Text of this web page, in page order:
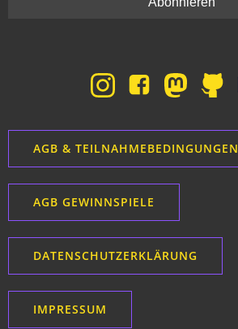
AGB & TEILNAHMEBEDINGUNGEN
AGB GEWINNSPIELE
DATENSCHUTZERKLÄRUNG
IMPRESSUM